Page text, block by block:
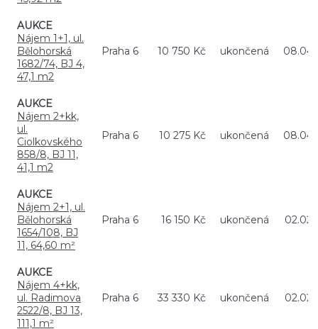
AUKCE
Nájem 1+1, ul.
Bělohorská
1682/74, BJ 4,
47,1 m2
Praha 6 10 750 Kč ukončená
AUKCE
Nájem 2+kk,
ul.
Ciolkovského
858/8, BJ 11,
41,1 m2
Praha 6 10 275 Kč ukončená
AUKCE
Nájem 2+1, ul.
Bělohorská
1654/108, BJ
11, 64,60 m²
Praha 6 16 150 Kč ukončená
AUKCE
Nájem 4+kk,
ul. Radimova
2522/8, BJ 13,
111,1 m²
Praha 6 33 330 Kč ukončená